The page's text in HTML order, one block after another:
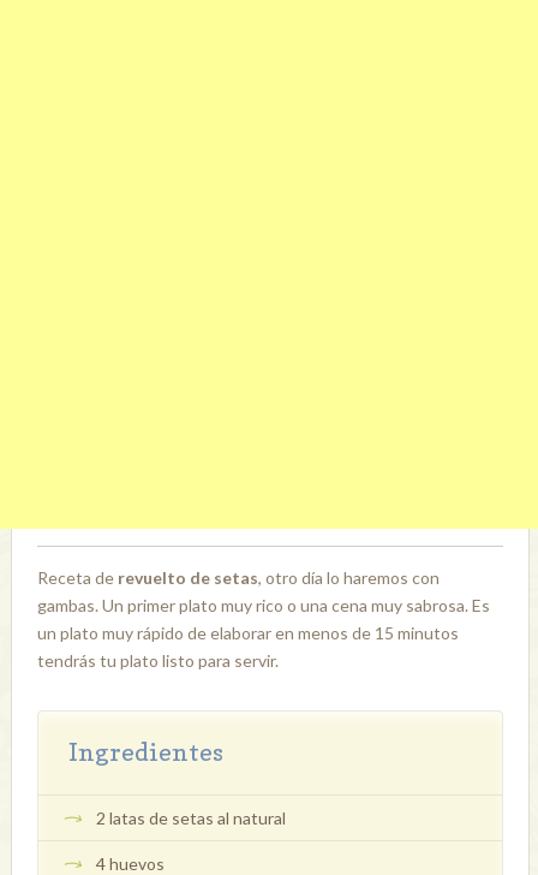
Receta de revuelto de setas, otro día lo haremos con
gambas. Un primer plato muy rico o una cena muy sabrosa. Es
un plato muy rápido de elaborar en menos de 15 minutos
tendrás tu plato listo para servir.
Ingredientes
2 latas de setas al natural
4 huevos